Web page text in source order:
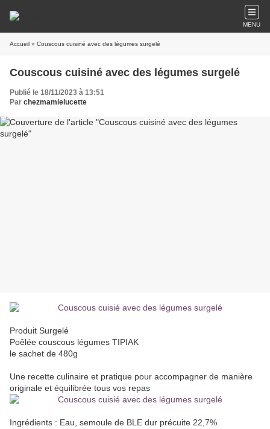
MENU
Accueil » Couscous cuisiné avec des légumes surgelé
Couscous cuisiné avec des légumes surgelé
Publié le 18/11/2023 à 13:51
Par chezmamielucette
Produit Surgelé
Poêlée couscous légumes TIPIAK
le sachet de 480g
Une recette culinaire et pratique pour accompagner de manière
originale et équilibrée tous vos repas
Ingrédients : Eau, semoule de BLE dur précuite 22,7%